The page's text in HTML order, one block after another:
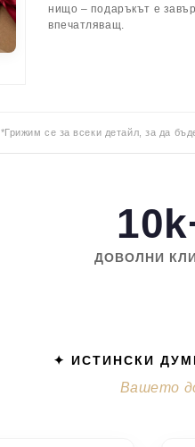
нищо – подаръкът е
впечатляващ.
*Грижим се за всеки детайл, за да
ДОВОЛНИ
✦ ИСТИНСКИ
Вашето